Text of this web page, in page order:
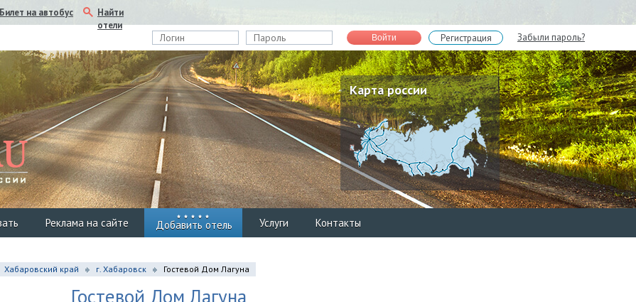
Билет на автобус
Найти
отели
Войти Регистрация Забыли пароль?
Карта россии
Реклама на сайте Добавить отель Услуги Контакты
Хабаровский край г. Хабаровск Гостевой Дом Лагуна
Гостевой Дом Лагуна